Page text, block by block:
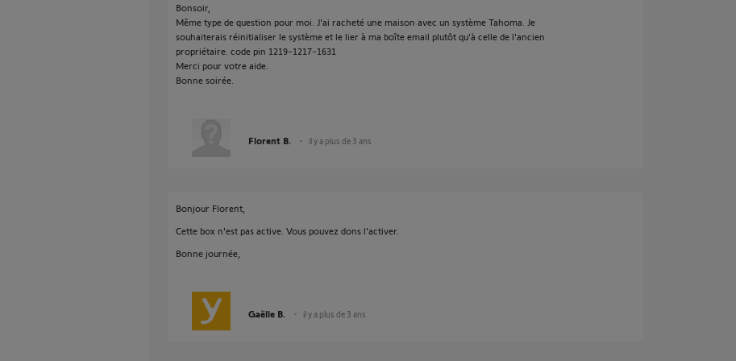
Bonsoir,
Même type de question pour moi. J'ai racheté une maison avec un système Tahoma. Je
souhaiterais réinitialiser le système et le lier à ma boîte email plutôt qu'à celle de l'ancien
propriétaire. code pin 1219-1217-1631
Merci pour votre aide.
Bonne soirée.
Florent B. il y a plus de 3 ans
Bonjour Florent,
Cette box n'est pas active. Vous pouvez dons l'activer.
Bonne journée,
Gaëlle B. il y a plus de 3 ans